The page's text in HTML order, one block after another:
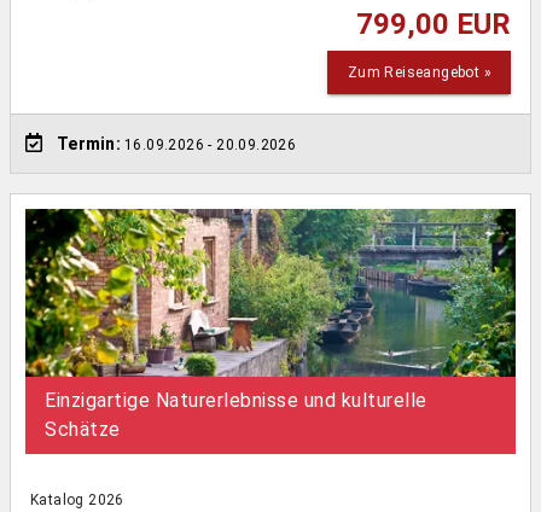
799,00 EUR
Zum Reiseangebot »
Termin: 16.09.2026- 20.09.2026
Einzigartige Naturerlebnisse und kulturelle
Schätze
Katalog 2026